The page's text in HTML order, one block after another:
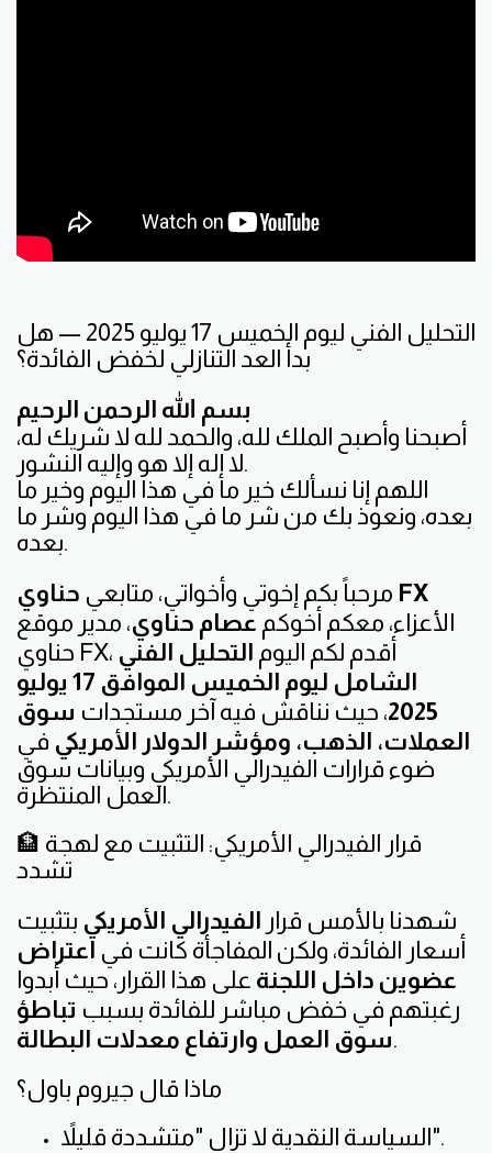
التحليل الفني ليوم الخميس 17 يوليو 2025 — هل
بدأ العد التنازلي لخفض الفائدة؟
بسم الله الرحمن الرحيم
أصبحنا وأصبح الملك لله، والحمد لله لا شريك له،
لا إله إلا هو وإليه النشور.
اللهم إنا نسألك خير ما في هذا اليوم وخير ما
بعده، ونعوذ بك من شر ما في هذا اليوم وشر ما
بعده.
مرحباً بكم إخوتي وأخواتي، متابعي حناوي FX
الأعزاء، معكم أخوكم عصام حناوي، مدير موقع
حناوي FX، أقدم لكم اليوم التحليل الفني
الشامل ليوم الخميس الموافق 17 يوليو
2025، حيث نناقش فيه آخر مستجدات سوق
العملات، الذهب، ومؤشر الدولار الأمريكي في
ضوء قرارات الفيدرالي الأمريكي وبيانات سوق
العمل المنتظرة.
🏦 قرار الفيدرالي الأمريكي: التثبيت مع لهجة
تشدد
شهدنا بالأمس قرار الفيدرالي الأمريكي بتثبيت
أسعار الفائدة، ولكن المفاجأة كانت في اعتراض
عضوين داخل اللجنة على هذا القرار، حيث أبدوا
رغبتهم في خفض مباشر للفائدة بسبب تباطؤ
سوق العمل وارتفاع معدلات البطالة.
ماذا قال جيروم باول؟
السياسة النقدية لا تزال "متشددة قليلاً".